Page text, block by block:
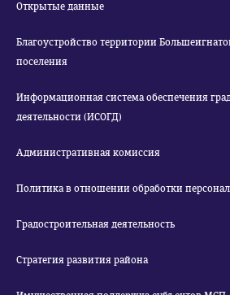
Открытые данные
Благоустройство территории
поселения
Информационная система обеспечения
деятельности (ИСОГД)
Административная комиссия
Политика в отношении обработки
Градостроительная деятельность
Стратегия развития района